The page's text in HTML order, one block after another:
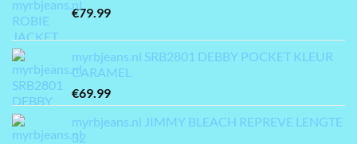
€79.99
myrbjeans.nl SRB2801 DEBBY POCKET KLEUR
CARAMEL
€69.99
myrbjeans.nl JIMMY BLEACH REPREVE LENGTE
32